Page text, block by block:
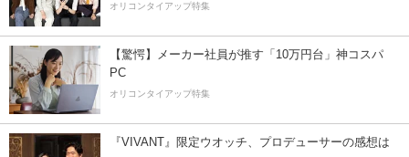
オリコンタイアップ特集
【驚愕】メーカー社員が推す「10万円台」神コスパ
PC
オリコンタイアップ特集
『VIVANT』限定ウオッチ、プロデューサーの感想は